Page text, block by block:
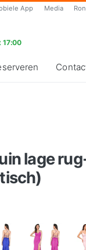
App Media
17:00
lage